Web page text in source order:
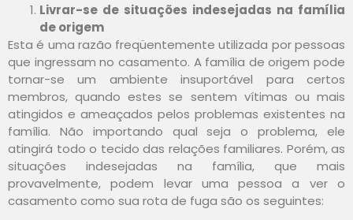
Livrar-se de situações indesejadas na família
de origem
Esta é uma razão freqüentemente utilizada por pessoas
que ingressam no casamento. A família de origem pode
tornar-se um ambiente insuportável para certos
membros, quando estes se sentem vítimas ou mais
atingidos e ameaçados pelos problemas existentes na
família. Não importando qual seja o problema, ele
atingirá todo o tecido das relações familiares. Porém, as
situações indesejadas na família, que mais
provavelmente, podem levar uma pessoa a ver o
casamento como sua rota de fuga são os seguintes: